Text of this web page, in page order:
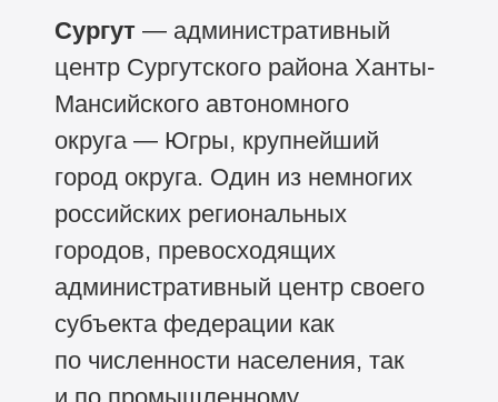
Сургут — административный
центр Сургутского района Ханты-
Мансийского автономного
округа — Югры, крупнейший
город округа. Один из немногих
российских региональных
городов, превосходящих
административный центр своего
субъекта федерации как
по численности населения, так